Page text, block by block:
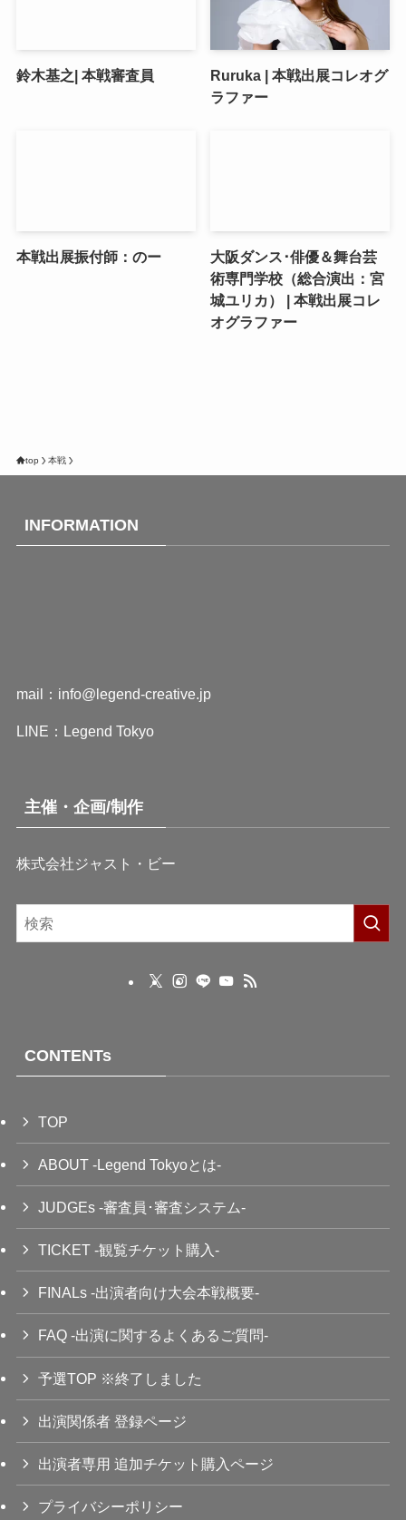
鈴木基之| 本戦審査員
Ruruka | 本戦出展コレオグ
ラファー
本戦出展振付師：のー
大阪ダンス･俳優＆舞台芸
術専門学校（総合演出：宮
城ユリカ） | 本戦出展コレ
オグラファー
top 本戦
INFORMATION
mail： info@legend-creative.jp
LINE： Legend Tokyo
主催・企画/制作
株式会社ジャスト・ビー
CONTENTs
TOP
ABOUT -Legend Tokyoとは-
JUDGEs -審査員･審査システム-
TICKET -観覧チケット購入-
FINALs -出演者向け大会本戦概要-
FAQ -出演に関するよくあるご質問-
予選TOP ※終了しました
出演関係者 登録ページ
出演者専用 追加チケット購入ページ
プライバシーポリシー